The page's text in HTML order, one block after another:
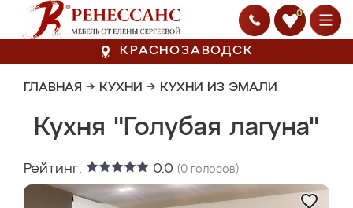
0
КРАСНОЗАВОДСК
ГЛАВНАЯ → КУХНИ → КУХНИ ИЗ ЭМАЛИ
Кухня "Голубая лагуна"
Рейтинг: 0.0 (0 голосов)